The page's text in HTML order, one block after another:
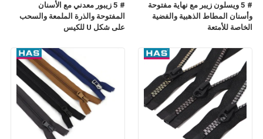
# 5 زيبور معدني مع الأسنان
المفتوحة والذرة الملمعة والسحب
على شكل U للكيس
# 5 ويسلون زيبر مع نهاية مفتوحة
وأسنان المطاط الذهبية والفضية
الخاصة للأمتعة